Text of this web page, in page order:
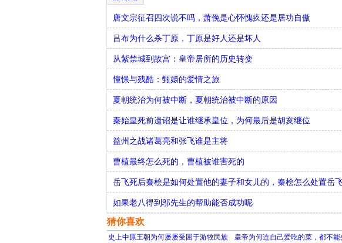
唐文宗征召四次说不吗，萧俛是心怀愧疚还是居功自傲
吕布为什么杀丁原，丁原是好人还是坏人
从紫禁城到故宫：皇帝居所的历史转变
憧憬与残酷：甄嬛的爱情之旅
夏朝统治为何被中断，夏朝统治被中断的原因
秦始皇死前遗诏是让谁继承皇位，为何最后是胡亥继位
益州之战诸葛亮和张飞谁是主将
曹植最终怎么死的，曹植被谁害死的
岳飞死后秦桧是如何处置他的妻子和女儿的，秦桧怎么处置岳
如果老八得到邬先生的帮助能否成功呢
猜你喜欢
史上中原王朝为何屡屡受困于游牧民族 皇帝为何连自己爱吃的菜，都不能